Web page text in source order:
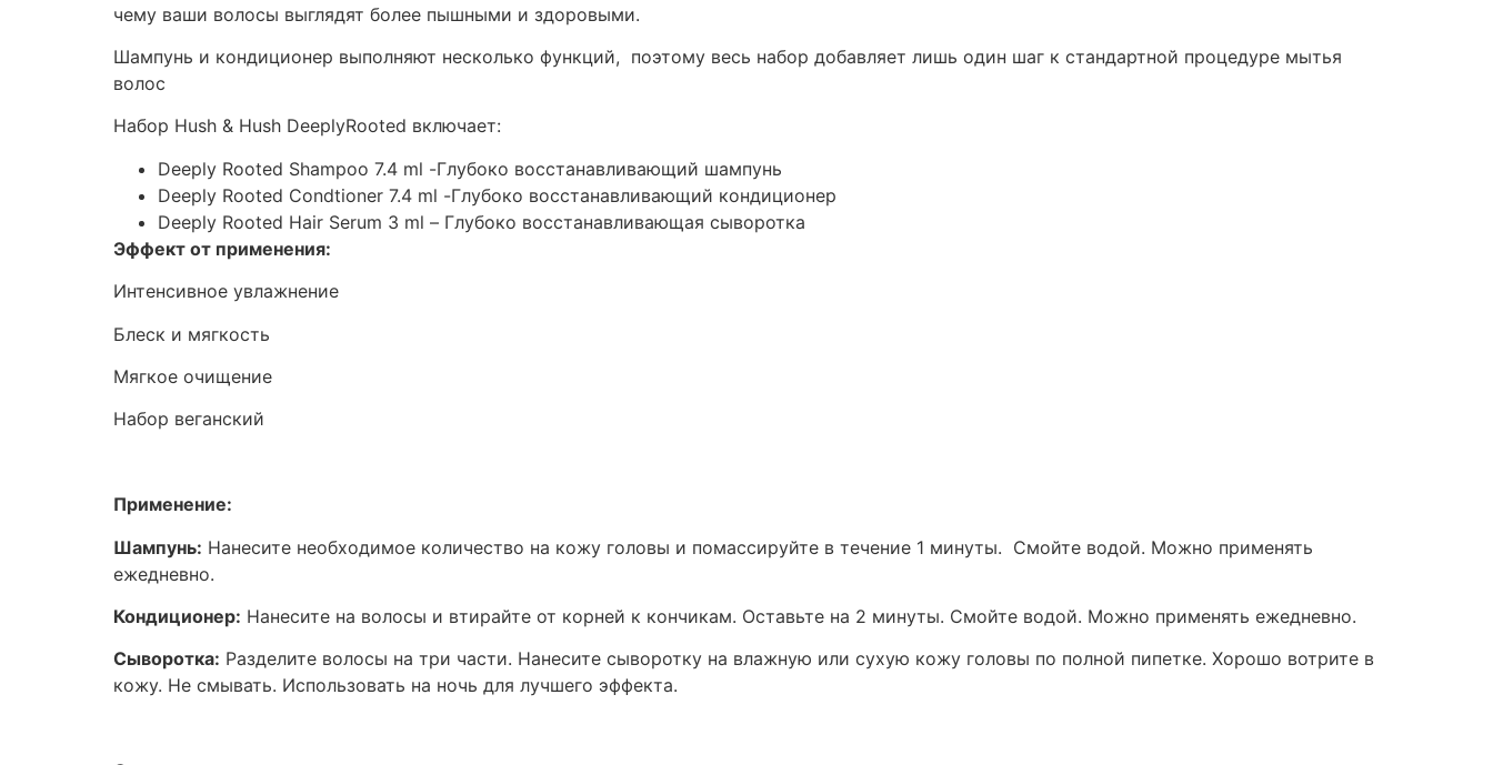
чему ваши волосы выглядят более пышными и здоровыми.
Шампунь и кондиционер выполняют несколько функций, поэтому весь набор добавляет лишь один шаг к стандартной процедуре мытья
волос
Набор Hush & Hush DeeplyRooted включает:
Deeply Rooted Shampoo 7.4 ml -Глубоко восстанавливающий шампунь
Deeply Rooted Condtioner 7.4 ml -Глубоко восстанавливающий кондиционер
Deeply Rooted Hair Serum 3 ml – Глубоко восстанавливающая сыворотка
Эффект от применения:
Интенсивное увлажнение
Блеск и мягкость
Мягкое очищение
Набор веганский
Применение:
Шампунь: Нанесите необходимое количество на кожу головы и помассируйте в течение 1 минуты. Смойте водой. Можно применять
ежедневно.
Кондиционер: Нанесите на волосы и втирайте от корней к кончикам. Оставьте на 2 минуты. Смойте водой. Можно применять ежедневно.
Сыворотка: Разделите волосы на три части. Нанесите сыворотку на влажную или сухую кожу головы по полной пипетке. Хорошо вотрите в
кожу. Не смывать. Использовать на ночь для лучшего эффекта.